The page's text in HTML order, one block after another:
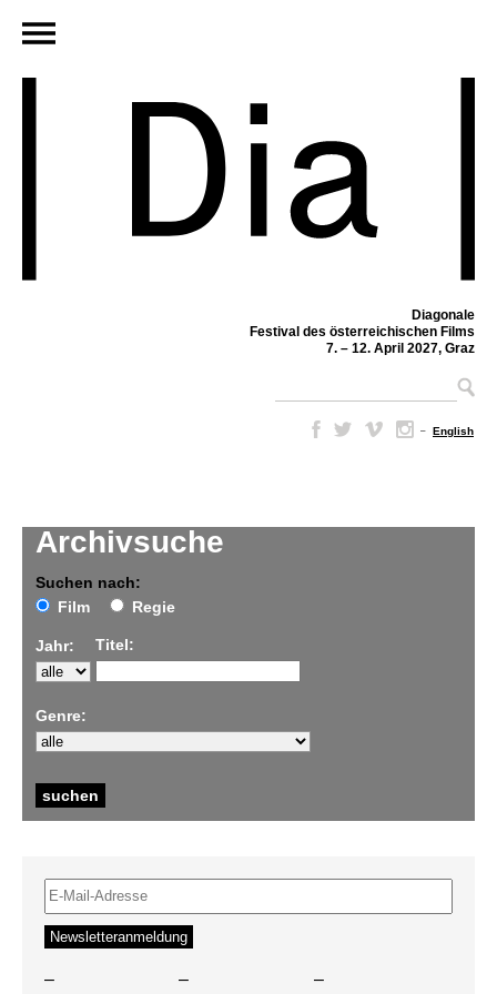
Diagonale
Festival des österreichischen Films
7. – 12. April 2027, Graz
– English
Archivsuche
Suchen nach:
Film
Regie
Jahr: Titel:
Genre:
– – –